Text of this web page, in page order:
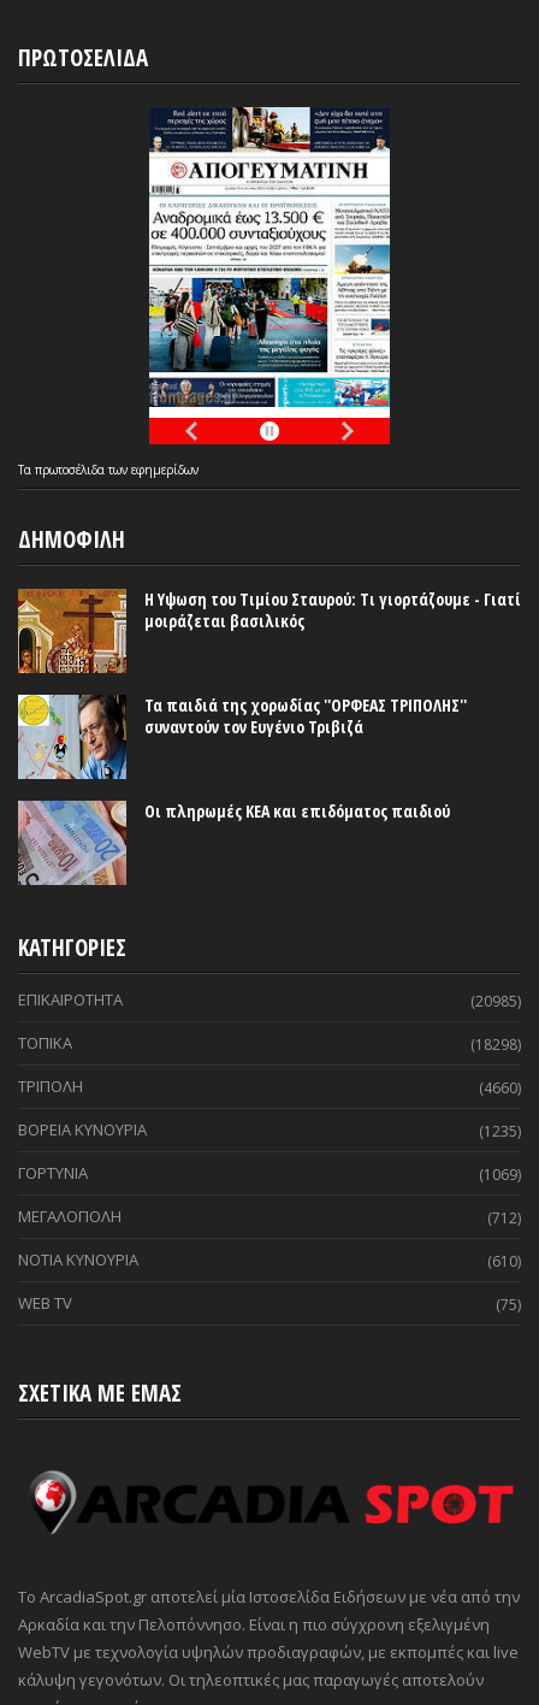
ΠΡΩΤΟΣΕΛΙΔΑ
Τα πρωτοσέλιδατων εφημερίδων
ΔΗΜΟΦΙΛΗ
Η Υψωση του Τιμίου Σταυρού: Τι γιορτάζουμε - Γιατί
μοιράζεται βασιλικός
Τα παιδιά της χορωδίας ''ΟΡΦΕΑΣ ΤΡΙΠΟΛΗΣ''
συναντούν τον Ευγένιο Τριβιζά
Οι πληρωμές ΚΕΑ και επιδόματος παιδιού
ΚΑΤΗΓΟΡΙΕΣ
ΕΠΙΚΑΙΡΟΤΗΤΑ (20985)
ΤΟΠΙΚΑ (18298)
ΤΡΙΠΟΛΗ (4660)
ΒΟΡΕΙΑ ΚΥΝΟΥΡΙΑ (1235)
ΓΟΡΤΥΝΙΑ (1069)
ΜΕΓΑΛΟΠΟΛΗ (712)
ΝΟΤΙΑ ΚΥΝΟΥΡΙΑ (610)
WEB TV (75)
ΣΧΕΤΙΚΑ ΜΕ ΕΜΑΣ
Το ArcadiaSpot.gr αποτελεί μία Ιστοσελίδα Ειδήσεων με νέα από την
Αρκαδία και την Πελοπόννησο. Είναι η πιο σύγχρονη εξελιγμένη
WebTV με τεχνολογία υψηλών προδιαγραφών, με εκπομπές και live
κάλυψη γεγονότων. Οι τηλεοπτικές μας παραγωγές αποτελούν